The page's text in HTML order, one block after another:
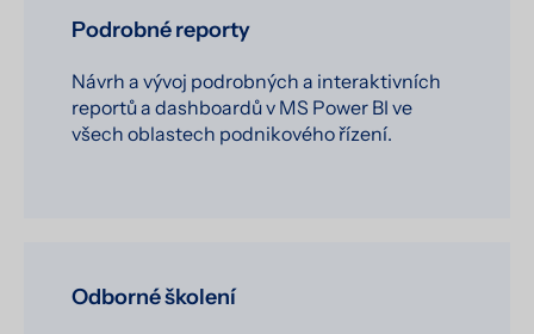
Podrobné reporty
Návrh a vývoj podrobných a interaktivních
reportů a dashboardů v MS Power BI ve
všech oblastech podnikového řízení.
Odborné školení